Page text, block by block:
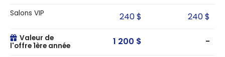
Salons VIP 240 $ 240 $
Valeur de
l'offre 1ère année
1 200 $ -